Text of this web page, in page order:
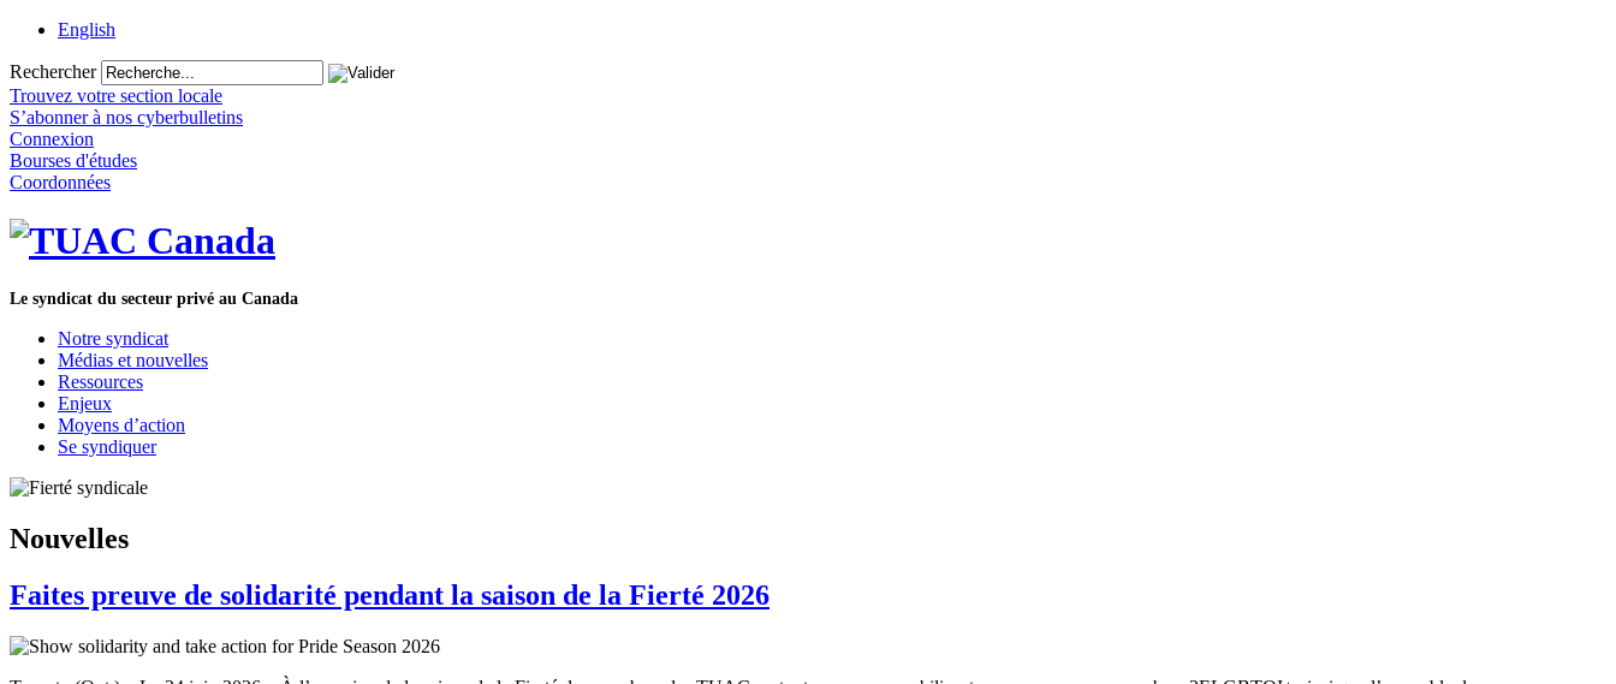
English
Rechercher
Trouvez votre section locale
S’abonner à nos cyberbulletins
Connexion
Bourses d'études
Coordonnées
Le syndicat du secteur privé au Canada
Notre syndicat
Médias et nouvelles
Ressources
Enjeux
Moyens d’action
Se syndiquer
Nouvelles
Faites preuve de solidarité pendant la saison de la Fierté 2026